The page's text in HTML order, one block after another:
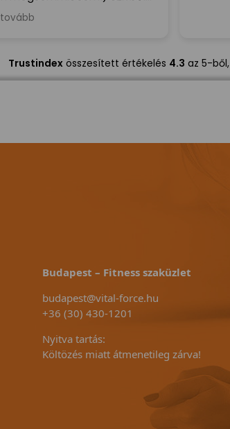
mindenkinek,a Futár is irtó
és Segitőkész volt!
Trustindex összesített értékelés 4.3 az 5-ből,
Budapest – Fitness szaküzlet
budapest@vital-force.hu
+36 (30) 430-1201
Nyitva tartás:
Költözés miatt átmenetileg zárva!